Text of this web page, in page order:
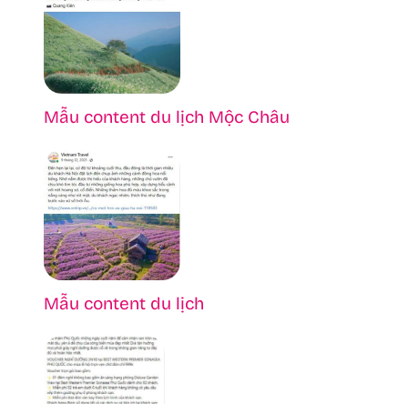
Mẫu content du lịch Mộc Châu
Mẫu content du lịch